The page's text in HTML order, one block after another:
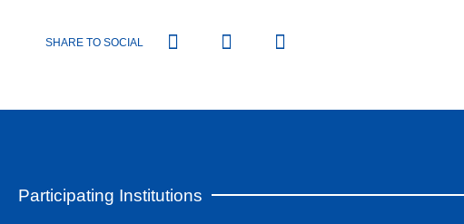
SHARE TO SOCIAL
Participating Institutions